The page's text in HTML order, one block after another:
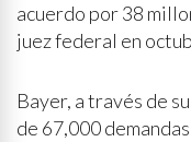
acuerdo por 38
juez federal en
Bayer, a través de
de 67,000